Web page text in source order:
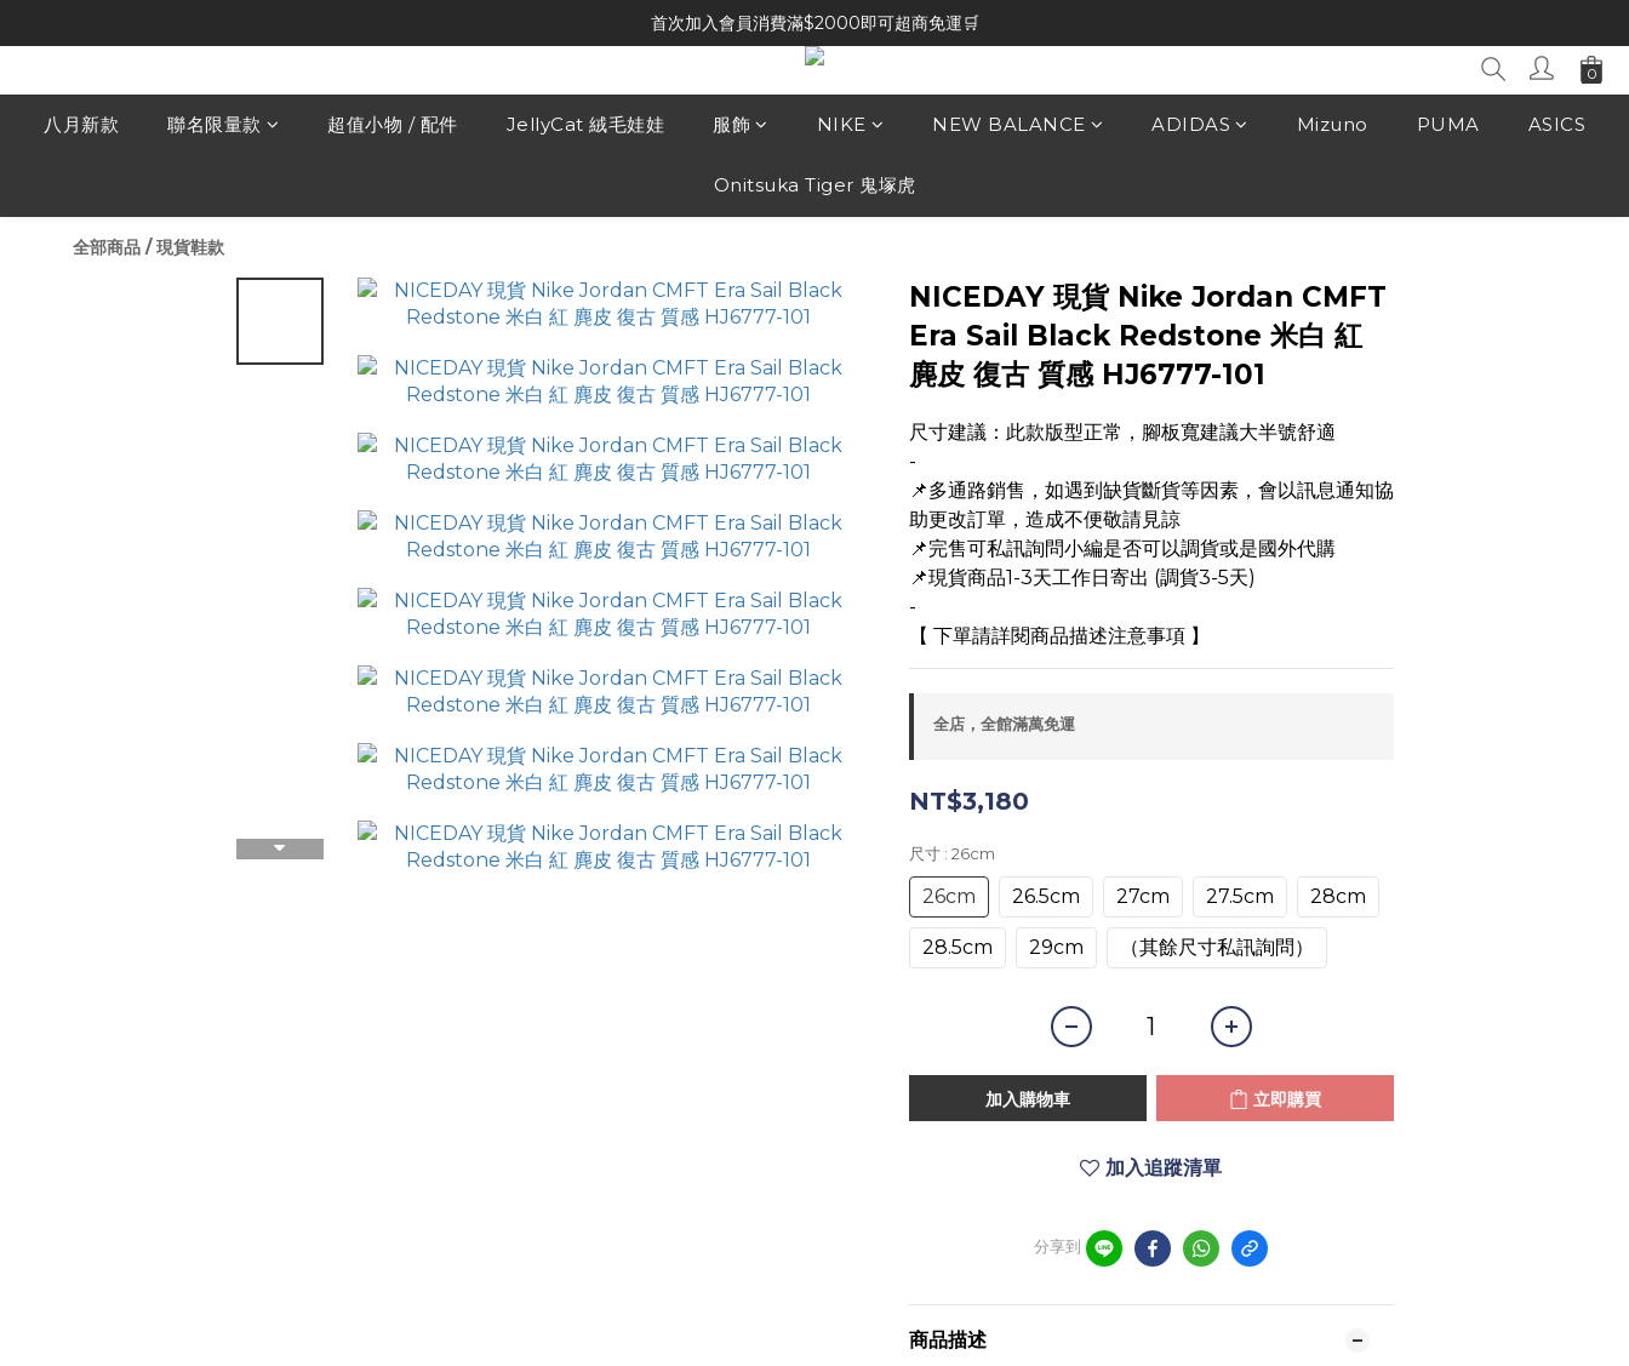
首次加入會員消費滿$2000即可超商免運🛒
八月新款 聯名限量款 超值小物 / 配件 JellyCat 絨毛娃娃 服飾 NIKE NEW BALANCE ADIDAS Mizuno PUMA ASICS
Onitsuka Tiger 鬼塚虎
全部商品 /現貨鞋款
NICEDAY 現貨 Nike Jordan CMFT
Era Sail Black Redstone 米白 紅
麂皮 復古 質感 HJ6777-101
尺寸建議：此款版型正常，腳板寬建議大半號舒適
-
📌多通路銷售，如遇到缺貨斷貨等因素，會以訊息通知協
助更改訂單，造成不便敬請見諒
📌完售可私訊詢問小編是否可以調貨或是國外代購
📌現貨商品1-3天工作日寄出 (調貨3-5天)
-
【 下單請詳閱商品描述注意事項 】
全店，全館滿萬免運
NT$3,180
尺寸 : 26cm
26cm 26.5cm 27cm 27.5cm 28cm
28.5cm 29cm （其餘尺寸私訊詢問）
加入購物車 立即購買
加入追蹤清單
分享到
商品描述